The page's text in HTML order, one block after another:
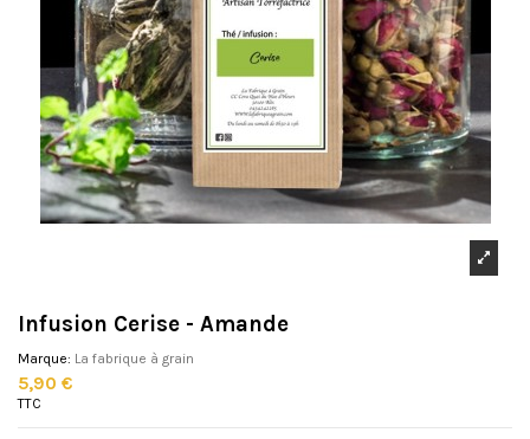
Infusion Cerise - Amande
Marque: La fabrique à grain
5,90 €
TTC